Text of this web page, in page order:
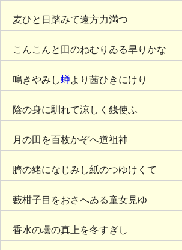
麦ひと日踏みて遠方力満つ
こんこんと田のねむりゐる旱りかな
鳴きやみし蝉より茜ひきにけり
陰の身に馴れて涼しく銭使ふ
月の田を百枚かぞへ道祖神
臍の緒になじみし紙のつゆけくて
藪柑子目をおさへゐる童女見ゆ
香水の壜の真上を冬すぎし